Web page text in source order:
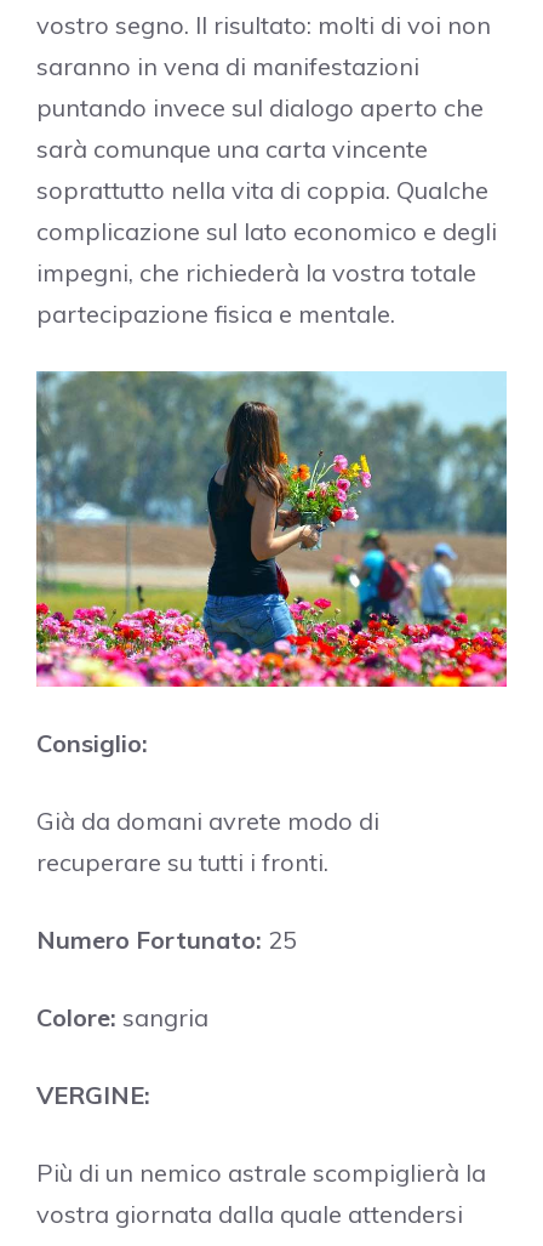
vostro segno. Il risultato: molti di voi non
saranno in vena di manifestazioni
puntando invece sul dialogo aperto che
sarà comunque una carta vincente
soprattutto nella vita di coppia. Qualche
complicazione sul lato economico e degli
impegni, che richiederà la vostra totale
partecipazione fisica e mentale.
Consiglio:
Già da domani avrete modo di
recuperare su tutti i fronti.
Numero Fortunato: 25
Colore: sangria
VERGINE:
Più di un nemico astrale scompiglierà la
vostra giornata dalla quale attendersi